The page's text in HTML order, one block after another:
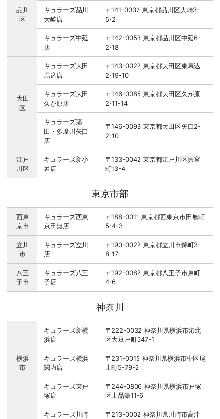
品川
区
キュラーズ品川
大崎店
〒141-0032 東京都品川区大崎3-
5-2
キュラーズ中延
店
〒142-0053 東京都品川区中延6-
2-18
大田
区
キュラーズ大田
馬込店
〒143-0022 東京都大田区東馬込
2-19-10
キュラーズ大田
久が原店
〒146-0085 東京都大田区久が原
2-11-14
キュラーズ蒲
田・多摩川矢口
店
〒146-0093 東京都大田区矢口2-
2-10
江戸
川区
キュラーズ新小
岩店
〒133-0042 東京都江戸川区興宮
町13-4
東京市部
西東
京市
キュラーズ西東
京田無店
〒188-0011 東京都西東京市田無町
5-4-3
立川
市
キュラーズ立川
店
〒190-0022 東京都立川市錦町3-
8-17
八王
子市
キュラーズ八王
子店
〒192-0082 東京都八王子市東町
4-6
神奈川
横浜
市
キュラーズ新横
浜店
〒222-0032 神奈川県横浜市港北
区大豆戸町647-1
キュラーズ横浜
関内店
〒231-0015 神奈川県横浜市中区尾
上町5-79-2
キュラーズ東戸
塚店
〒244-0806 神奈川県横浜市戸塚
区上品濃11-6
キュラーズ川崎
〒213-0002 神奈川県川崎市高津